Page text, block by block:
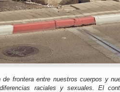
frontera entre nuestros cuerpos y
raciales y sexuales. El